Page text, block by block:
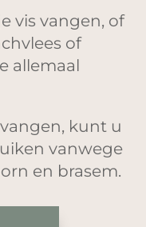
vis vangen, of
of
allemaal
kunt u
vanwege
en brasem.